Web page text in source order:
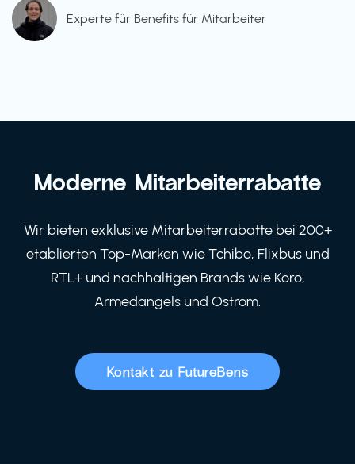
Experte für Benefits für Mitarbeiter
Moderne Mitarbeiterrabatte
Wir bieten exklusive Mitarbeiterrabatte bei 200+
etablierten Top-Marken wie Tchibo, Flixbus und
RTL+ und nachhaltigen Brands wie Koro,
Armedangels und Ostrom.
Kontakt zu FutureBens